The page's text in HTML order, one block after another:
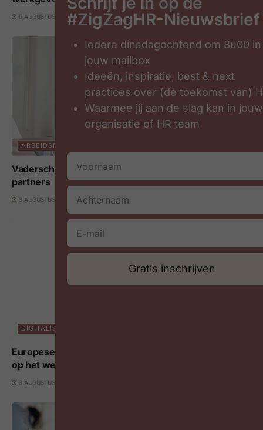
6 AUGUSTUS 2026
ARBEIDSMARKT
Vaderschapsverlof verandert de loopbaan van beide
partners
3 AUGUSTUS 2026
DIGITALISERING EN AI
Europese AI Act: nieuwe transparantieregels voor AI
op het werk gelden vanaf 3 augustus 2026
3 AUGUSTUS 2026
#ZigZagHR-Nieuwsbrief
Iedere dinsdagochtend om 8u00 in
jouw mailbox
Ideeën, inspiratie, best & next
practices over (de toekomst van)
Waarmee jij aan de slag kan in jouw
organisatie of HR team
Gratis inschrijven